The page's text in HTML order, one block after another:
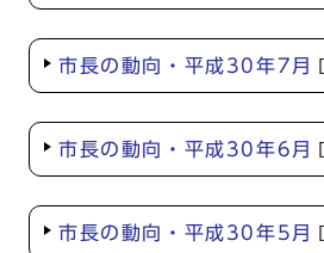
市長の動向・平成30年7月
市長の動向・平成30年6月
市長の動向・平成30年5月